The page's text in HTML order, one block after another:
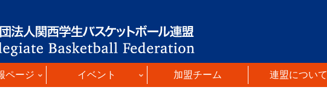
ページ イベント 加盟チーム 連盟について